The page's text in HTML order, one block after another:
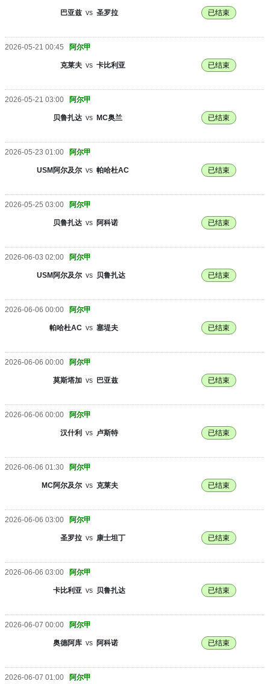
巴亚兹 vs 圣罗拉 已结束
2026-05-21 00:45 阿尔甲
克莱夫 vs 卡比利亚 已结束
2026-05-21 03:00 阿尔甲
贝鲁扎达 vs MC奥兰 已结束
2026-05-23 01:00 阿尔甲
USM阿尔及尔 vs 帕哈杜AC 已结束
2026-05-25 03:00 阿尔甲
贝鲁扎达 vs 阿科诺 已结束
2026-06-03 02:00 阿尔甲
USM阿尔及尔 vs 贝鲁扎达 已结束
2026-06-06 00:00 阿尔甲
帕哈杜AC vs 塞堤夫 已结束
2026-06-06 00:00 阿尔甲
莫斯塔加 vs 巴亚兹 已结束
2026-06-06 00:00 阿尔甲
汉什利 vs 卢斯特 已结束
2026-06-06 01:30 阿尔甲
MC阿尔及尔 vs 克莱夫 已结束
2026-06-06 03:00 阿尔甲
圣罗拉 vs 康士坦丁 已结束
2026-06-06 03:00 阿尔甲
卡比利亚 vs 贝鲁扎达 已结束
2026-06-07 00:00 阿尔甲
奥德阿库 vs 阿科诺 已结束
2026-06-07 01:00 阿尔甲